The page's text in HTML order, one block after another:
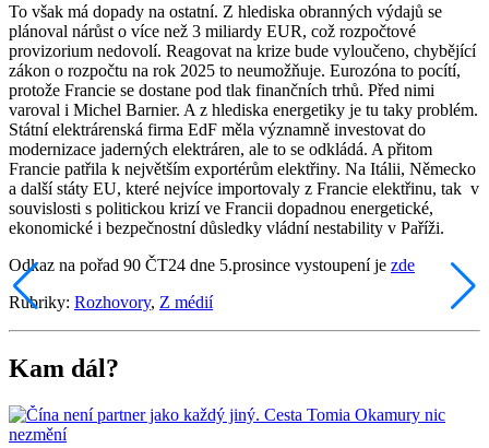
To však má dopady na ostatní. Z hlediska obranných výdajů se
plánoval nárůst o více než 3 miliardy EUR, což rozpočtové
provizorium nedovolí. Reagovat na krize bude vyloučeno, chybějící
zákon o rozpočtu na rok 2025 to neumožňuje. Eurozóna to pocítí,
protože Francie se dostane pod tlak finančních trhů. Před nimi
varoval i Michel Barnier. A z hlediska energetiky je tu taky problém.
Státní elektrárenská firma EdF měla významně investovat do
modernizace jaderných elektráren, ale to se odkládá. A přitom
Francie patřila k největším exportérům elektřiny. Na Itálii, Německo
a další státy EU, které nejvíce importovaly z Francie elektřinu, tak v
souvislosti s politickou krizí ve Francii dopadnou energetické,
ekonomické i bezpečnostní důsledky vládní nestability v Paříži.
Odkaz na pořad 90 ČT24 dne 5.prosince vystoupení je zde
Rubriky: Rozhovory, Z médií
Kam dál?